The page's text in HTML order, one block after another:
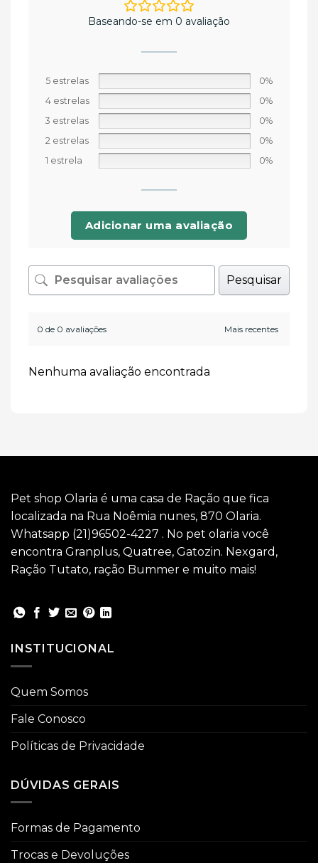
Baseando-se em 0 avaliação
5 estrelas
0%
4 estrelas
0%
3 estrelas
0%
2 estrelas
0%
1 estrela
0%
Adicionar uma avaliação
Pesquisar
0 de 0 avaliações
Nenhuma avaliação encontrada
Pet shop Olaria é uma casa de Ração que fica
localizada na Rua Noêmia nunes, 870 Olaria.
Whatsapp (21)96502-4227 . No pet olaria você
encontra Granplus, Quatree, Gatozin. Nexgard,
Ração Tutato, ração Bummer e muito mais!
INSTITUCIONAL
Quem Somos
Fale Conosco
Políticas de Privacidade
DÚVIDAS GERAIS
Formas de Pagamento
Trocas e Devoluções